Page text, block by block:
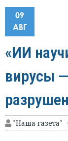
09
АВГ
«ИИ
вирусы
"Наша газета"